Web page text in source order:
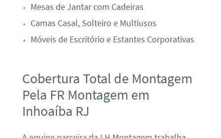
Mesas de Jantar com Cadeiras
Camas Casal, Solteiro e Multiusos
Móveis de Escritório e Estantes Corporativas
Cobertura Total de Montagem
Pela FR Montagem em
Inhoaíba RJ